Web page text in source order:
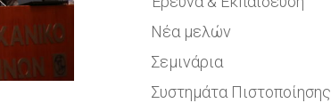
Νέα μελών
Σεμινάρια
Συστημάτα Πιστοποίησης